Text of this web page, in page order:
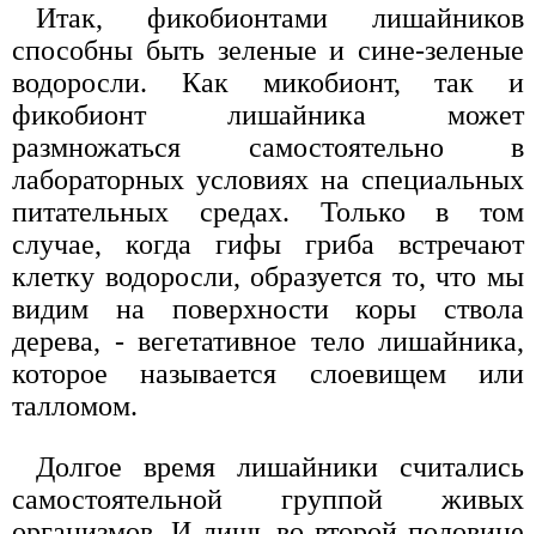
Итак, фикобионтами лишайников
способны быть зеленые и сине-зеленые
водоросли. Как микобионт, так и
фикобионт лишайника может
размножаться самостоятельно в
лабораторных условиях на специальных
питательных средах. Только в том
случае, когда гифы гриба встречают
клетку водоросли, образуется то, что мы
видим на поверхности коры ствола
дерева, - вегетативное тело лишайника,
которое называется слоевищем или
талломом.
Долгое время лишайники считались
самостоятельной группой живых